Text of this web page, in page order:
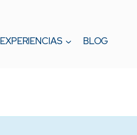
EXPERIENCIAS
BLOG